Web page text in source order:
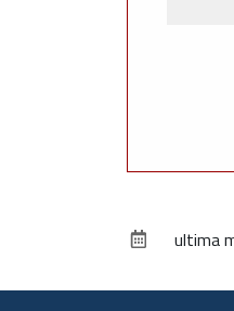
ultima